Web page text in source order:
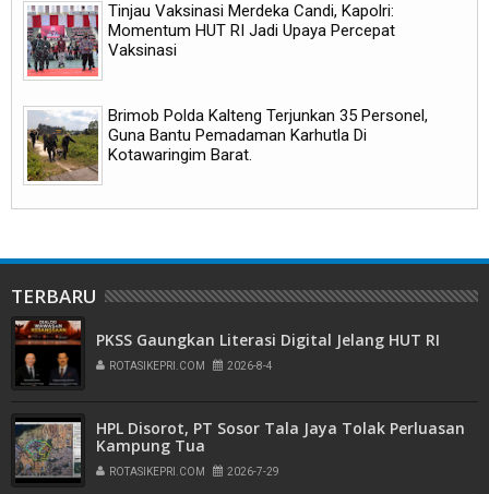
Tinjau Vaksinasi Merdeka Candi, Kapolri:
Momentum HUT RI Jadi Upaya Percepat
Vaksinasi
Brimob Polda Kalteng Terjunkan 35 Personel,
Guna Bantu Pemadaman Karhutla Di
Kotawaringim Barat.
TERBARU
PKSS Gaungkan Literasi Digital Jelang HUT RI
ROTASIKEPRI.COM 2026-8-4
HPL Disorot, PT Sosor Tala Jaya Tolak Perluasan
Kampung Tua
ROTASIKEPRI.COM 2026-7-29